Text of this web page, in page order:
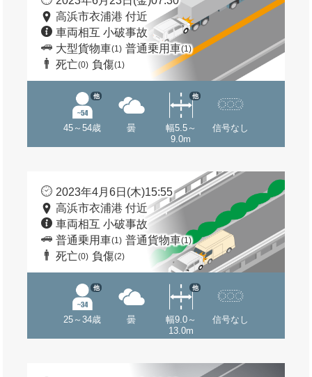
高浜市衣浦港 付近
車両相互 小破事故
大型貨物車(1) 普通乗用車(1)
死亡(0) 負傷(1)
45～54歳
他
曇
幅5.5～
9.0m
他
信号なし
2023年4月6日(木)15:55
高浜市衣浦港 付近
車両相互 小破事故
普通乗用車(1) 普通貨物車(1)
死亡(0) 負傷(2)
25～34歳
他
曇
幅9.0～
13.0m
他
信号なし